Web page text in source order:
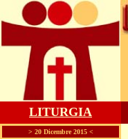
LITURGIA
> 20 Dicembre 2015 <